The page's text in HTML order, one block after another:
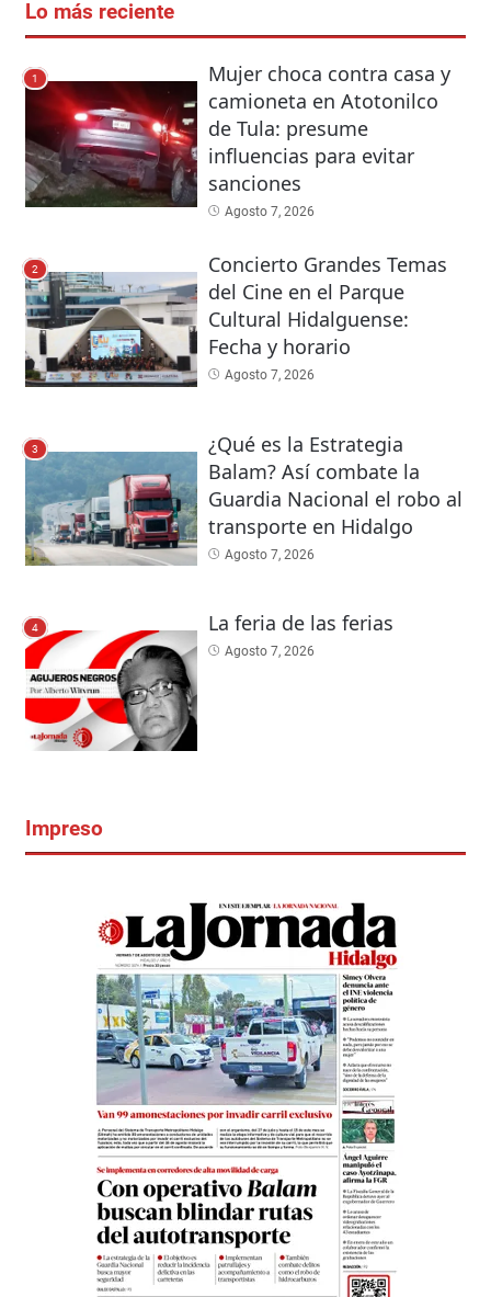
Lo más reciente
1
Mujer choca contra casa y
camioneta en Atotonilco
de Tula: presume
influencias para evitar
sanciones
Agosto 7, 2026
2
Concierto Grandes Temas
del Cine en el Parque
Cultural Hidalguense:
Fecha y horario
Agosto 7, 2026
3
¿Qué es la Estrategia
Balam? Así combate la
Guardia Nacional el robo al
transporte en Hidalgo
Agosto 7, 2026
4 La feria de las ferias
Agosto 7, 2026
Impreso